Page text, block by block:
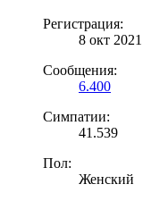
Регистрация:
8 окт 2021
Сообщения:
6.400
Симпатии:
41.539
Пол:
Женский